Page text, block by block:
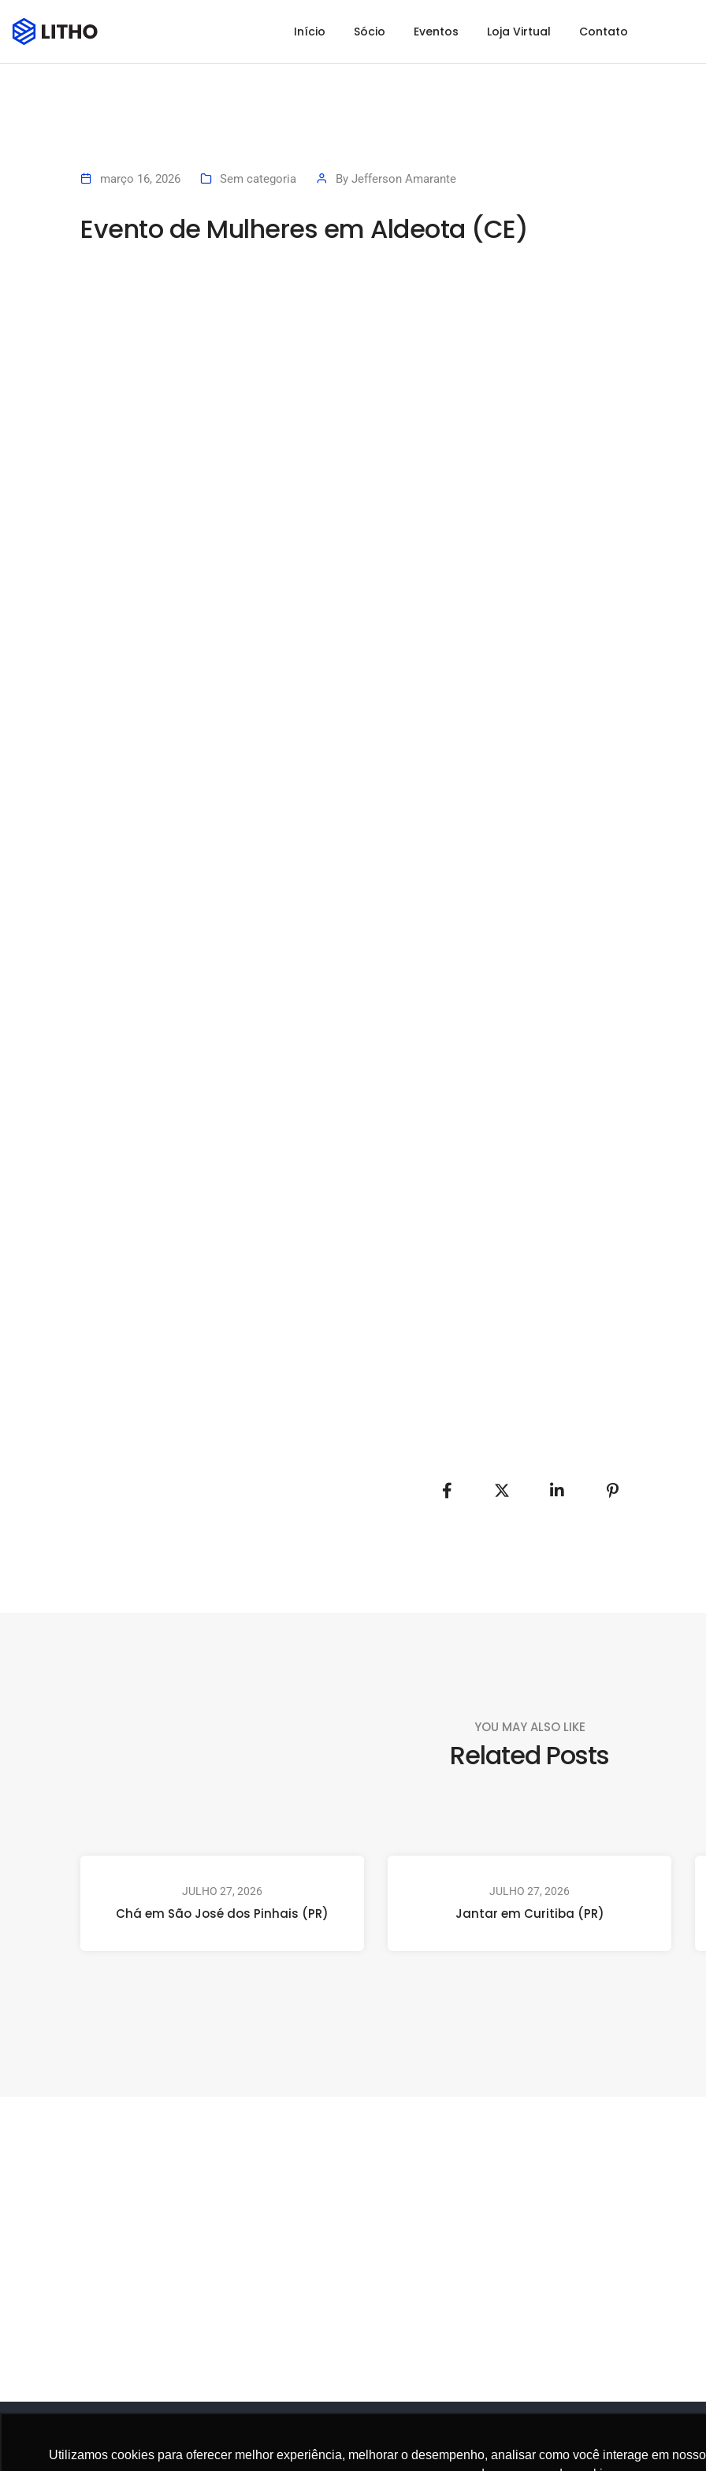
Utilizamos cookies para oferecer melhor experiência, melhorar o desempenho, analisar como você interage em
Início Sócio Eventos Loja Virtual Contato
março 16, 2026 Sem categoria By Jefferson Amarante
Evento de Mulheres em Aldeota (CE)
YOU MAY ALSO LIKE
Related Posts
JULHO 27, 2026
Chá em São José dos Pinhais (PR)
JULHO 27, 2026
Jantar em Curitiba (PR)
Onde Estamos